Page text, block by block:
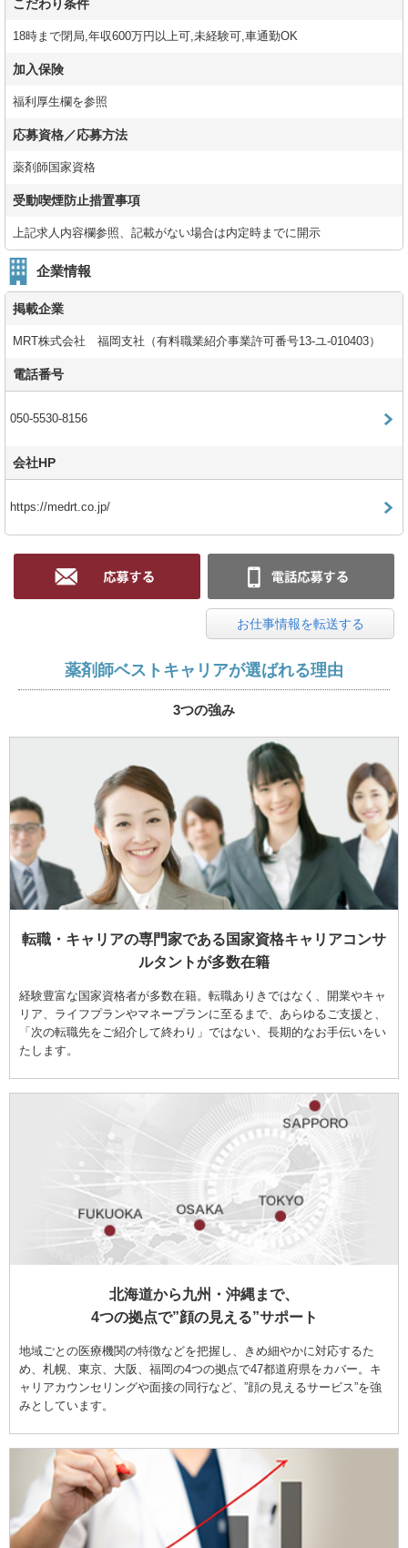
こだわり条件
18時まで閉局,年収600万円以上可,未経験可,車通勤OK
加入保険
福利厚生欄を参照
応募資格／応募方法
薬剤師国家資格
受動喫煙防止措置事項
上記求人内容欄参照、記載がない場合は内定時までに開示
企業情報
掲載企業
MRT株式会社 福岡支社（有料職業紹介事業許可番号13-ユ-010403）
電話番号
050-5530-8156
会社HP
https://medrt.co.jp/
お仕事情報を転送する
薬剤師ベストキャリアが選ばれる理由
3つの強み
転職・キャリアの専門家である国家資格キャリアコンサ
ルタントが多数在籍
経験豊富な国家資格者が多数在籍。転職ありきではなく、開業やキャ
リア、ライフプランやマネープランに至るまで、あらゆるご支援と、
「次の転職先をご紹介して終わり」ではない、長期的なお手伝いをい
たします。
北海道から九州・沖縄まで、
4つの拠点で”顔の見える”サポート
地域ごとの医療機関の特徴などを把握し、きめ細やかに対応するた
め、札幌、東京、大阪、福岡の4つの拠点で47都道府県をカバー。キ
ャリアカウンセリングや面接の同行など、”顔の見えるサービス”を強
みとしています。